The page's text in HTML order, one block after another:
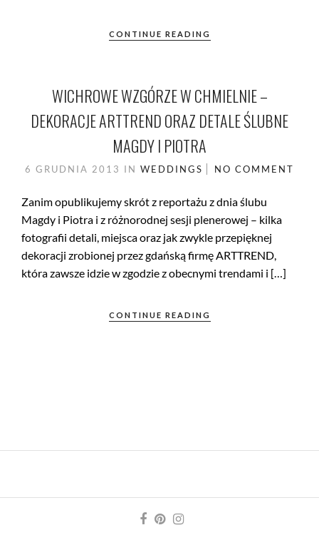
CONTINUE READING
WICHROWE WZGÓRZE W CHMIELNIE –
DEKORACJE ARTTREND ORAZ DETALE ŚLUBNE
MAGDY I PIOTRA
6 GRUDNIA 2013 IN WEDDINGS NO COMMENT
Zanim opublikujemy skrót z reportażu z dnia ślubu
Magdy i Piotra i z różnorodnej sesji plenerowej – kilka
fotografii detali, miejsca oraz jak zwykle przepięknej
dekoracji zrobionej przez gdańską firmę ARTTREND,
która zawsze idzie w zgodzie z obecnymi trendami i […]
CONTINUE READING